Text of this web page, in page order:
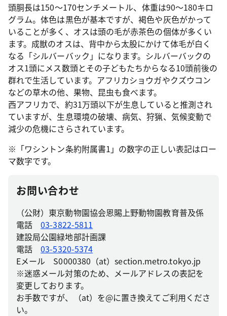
頭胴長は150～170センチメートル、体重は90～180キロ
グラム。体色は黒色が基本ですが、褐色や灰色がかって
いることが多く、オスは頭の毛が赤茶色の個体が多くい
ます。成獣のオスは、背中から太股にかけて体毛が白く
なる「シルバーバック」になります。シルバーバックの
オス1頭にメス数頭とその子どもたちからなる10頭前後の
群れで生活しています。アフリカショウガやクズウコン
などの草木の他、果物、昆虫も食べます。
西アフリカで、約31万頭以下が生息していると推測され
ていますが、生息環境の破壊、病気、狩猟、気候変動で
減少の危機にさらされています。
※「ワシントン条約附属書1」の数字の正しい表記はロー
マ数字です。
お問い合わせ
（公財）東京動物園協会恩賜上野動物園教育普及係
電話03-3822-5811
建設局公園緑地部計画課
電話03-5320-5374
Eメール S0000380（at）section.metro.tokyo.jp
※迷惑メール対策のため、メールアドレスの表記を
変更しております。
お手数ですが、（at）を@に置き換えてご利用くださ
い。